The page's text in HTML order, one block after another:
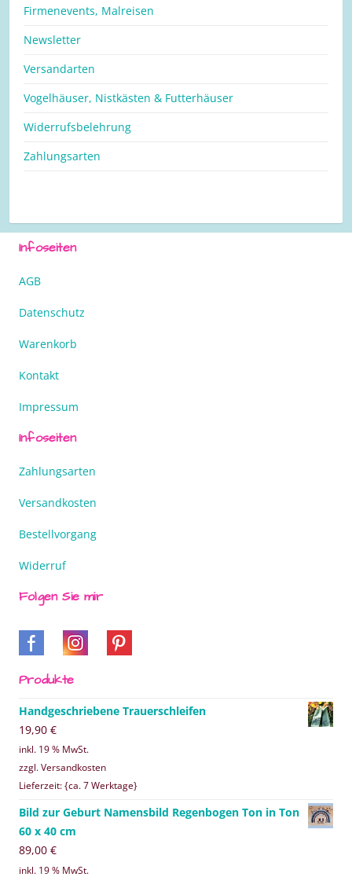
Firmenevents, Malreisen
Newsletter
Versandarten
Vogelhäuser, Nistkästen & Futterhäuser
Widerrufsbelehrung
Zahlungsarten
Infoseiten
AGB
Datenschutz
Warenkorb
Kontakt
Impressum
Infoseiten
Zahlungsarten
Versandkosten
Bestellvorgang
Widerruf
Folgen Sie mir
Produkte
Handgeschriebene Trauerschleifen
19,90 €
inkl. 19 % MwSt.
zzgl. Versandkosten
Lieferzeit: {ca. 7 Werktage}
Bild zur Geburt Namensbild Regenbogen Ton in Ton
60 x 40 cm
89,00 €
inkl. 19 % MwSt.